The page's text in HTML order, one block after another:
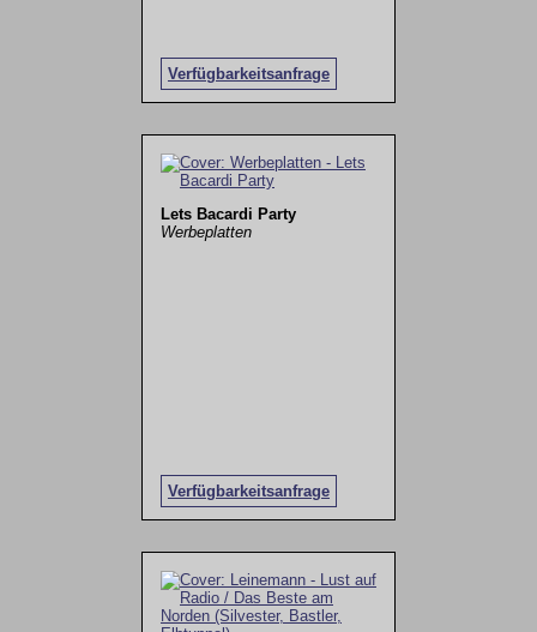
Verfügbarkeitsanfrage
Lets Bacardi Party
Werbeplatten
Verfügbarkeitsanfrage